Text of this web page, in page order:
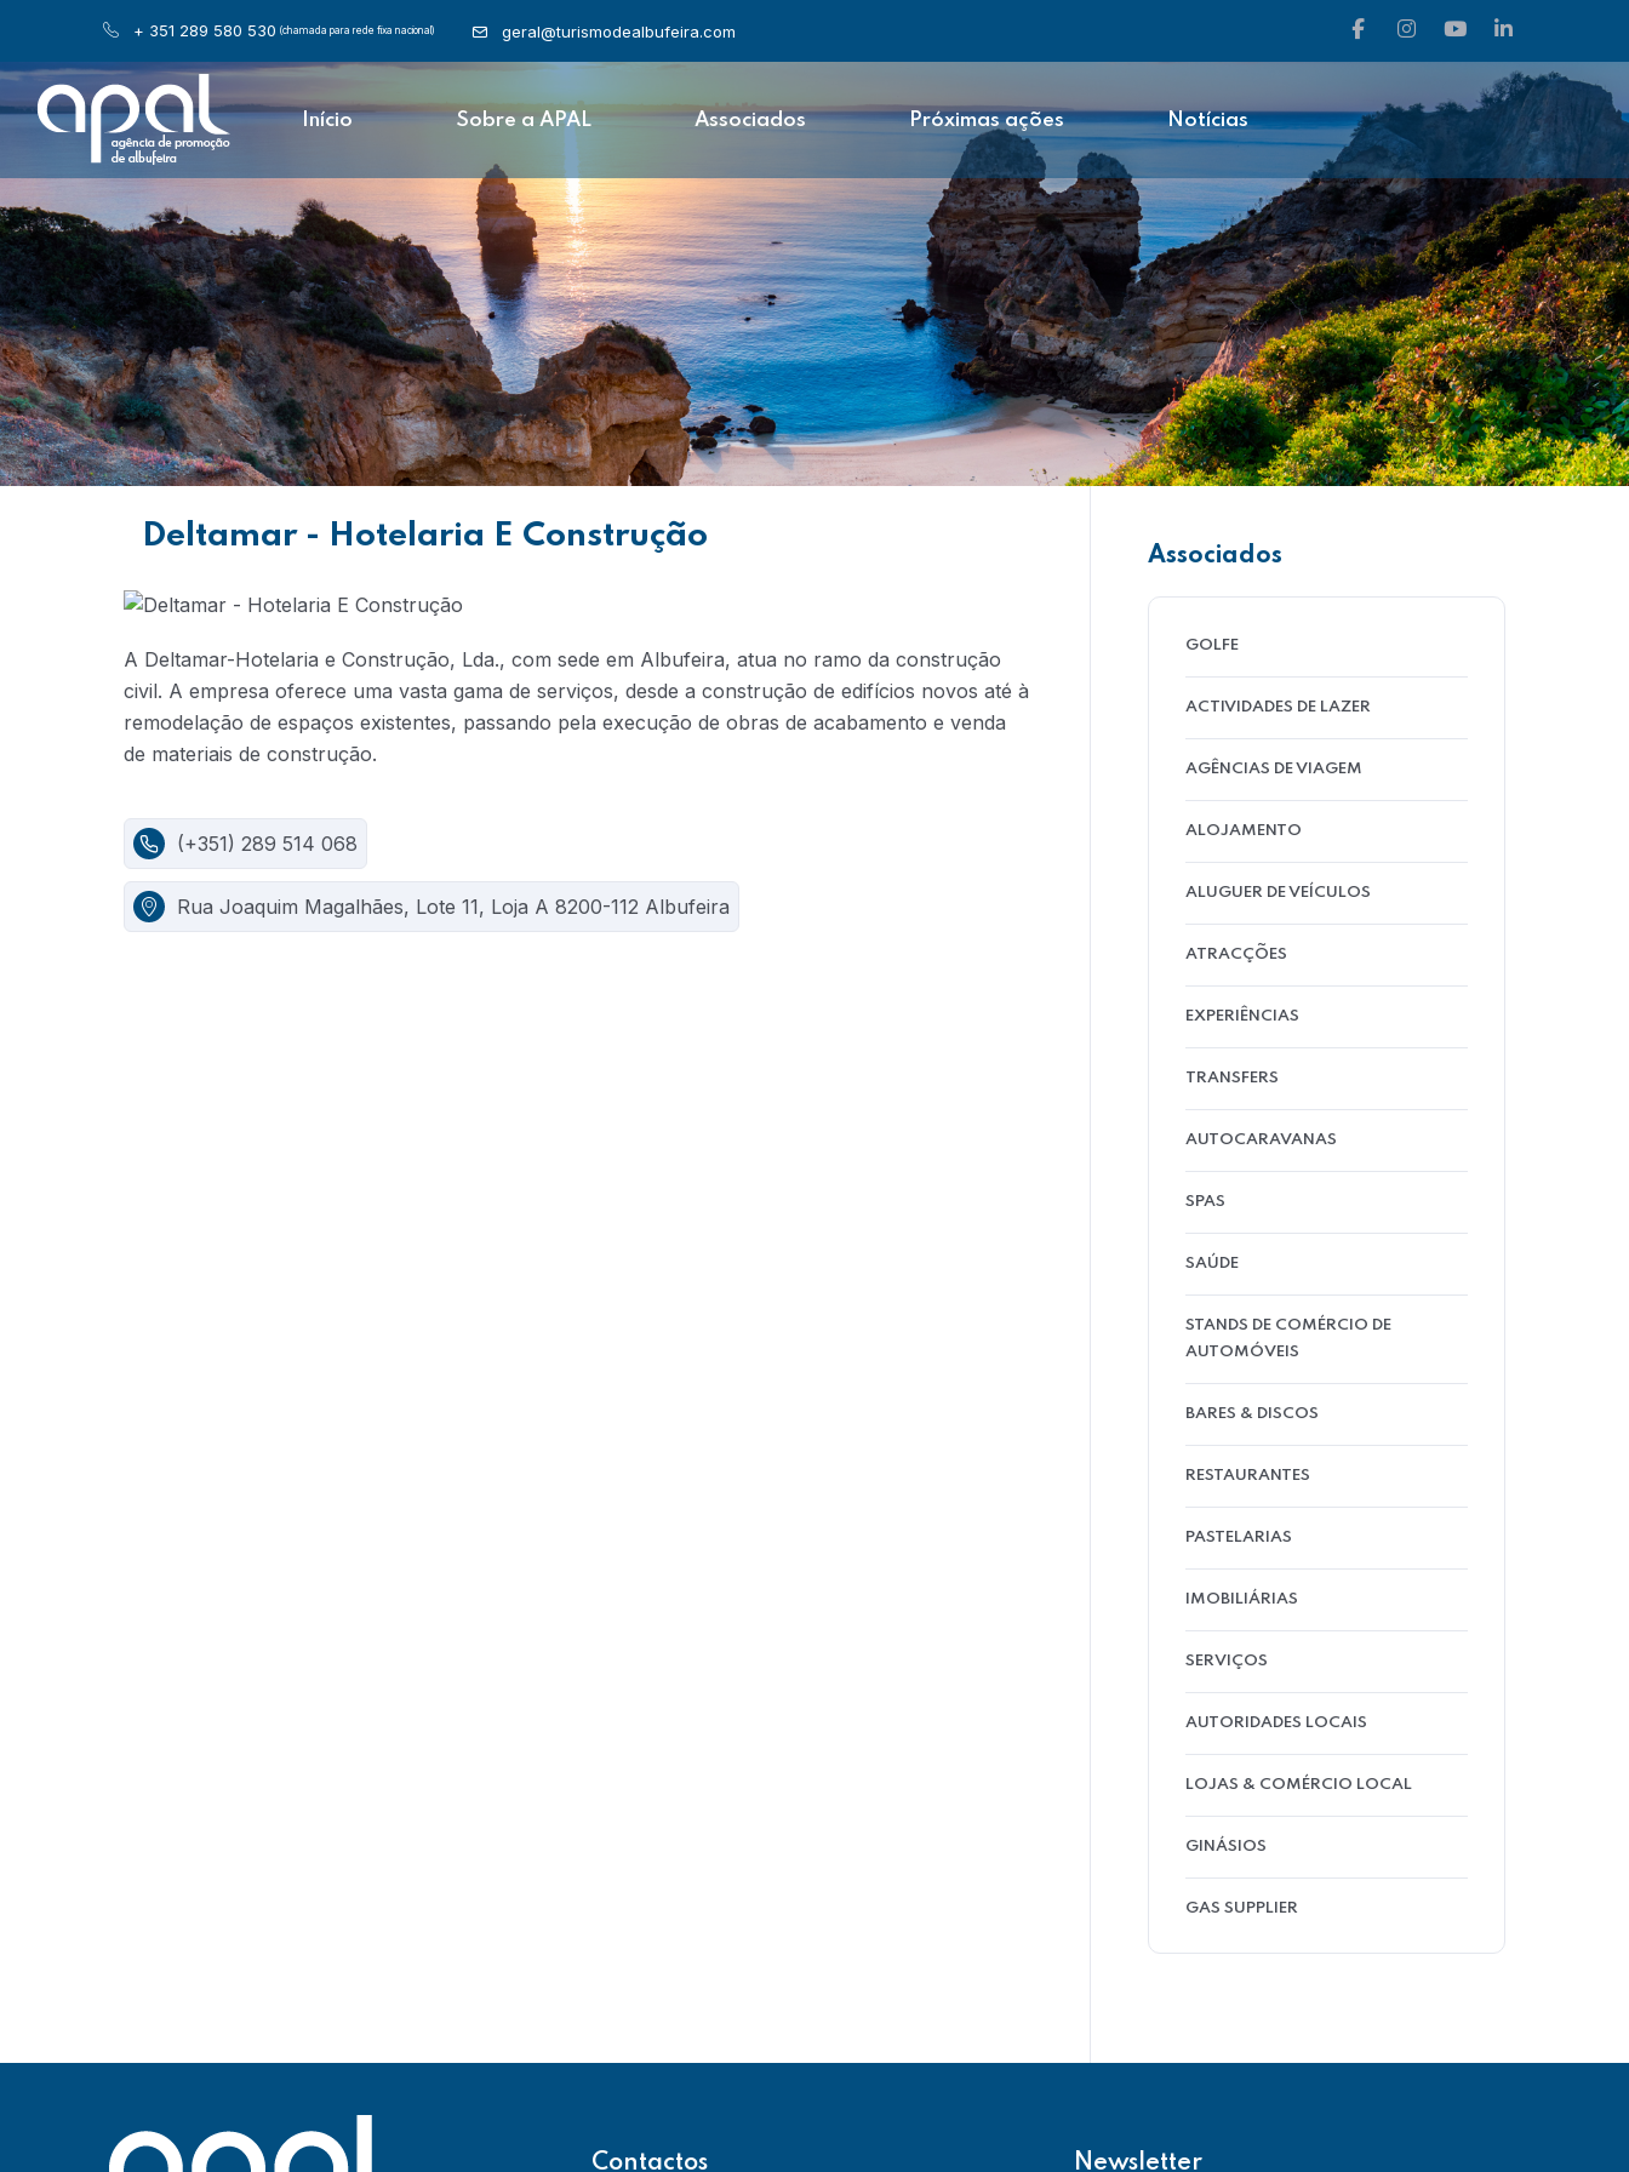
+ 351 289 580 530 (chamada para rede fixa nacional) geral@turismodealbufeira.com
Início Sobre a APAL Associados Próximas ações Notícias
Deltamar - Hotelaria E Construção
A Deltamar-Hotelaria e Construção, Lda., com sede em Albufeira, atua no ramo da construção
civil. A empresa oferece uma vasta gama de serviços, desde a construção de edifícios novos até à
remodelação de espaços existentes, passando pela execução de obras de acabamento e venda
de materiais de construção.
(+351) 289 514 068
Rua Joaquim Magalhães, Lote 11, Loja A 8200-112 Albufeira
Associados
GOLFE
ACTIVIDADES DE LAZER
AGÊNCIAS DE VIAGEM
ALOJAMENTO
ALUGUER DE VEÍCULOS
ATRACÇÕES
EXPERIÊNCIAS
TRANSFERS
AUTOCARAVANAS
SPAS
SAÚDE
STANDS DE COMÉRCIO DE
AUTOMÓVEIS
BARES & DISCOS
RESTAURANTES
PASTELARIAS
IMOBILIÁRIAS
SERVIÇOS
AUTORIDADES LOCAIS
LOJAS & COMÉRCIO LOCAL
GINÁSIOS
GAS SUPPLIER
Contactos Newsletter